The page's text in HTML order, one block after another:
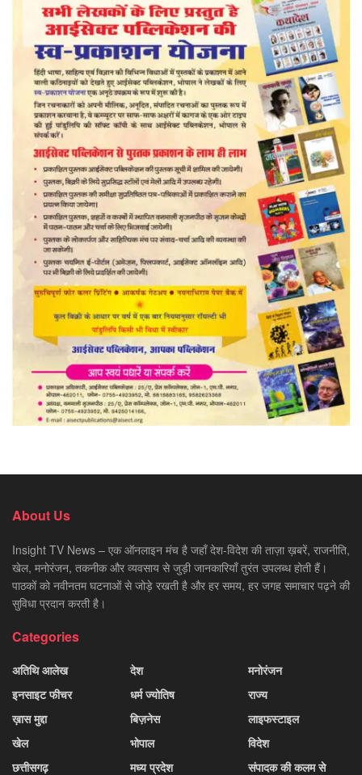
About Us
Insight TV News – एक ऑनलाइन मंच है जहाँ देश-विदेश की ताज़ा ख़बरें, राजनीति,
खेल, मनोरंजन, तकनीक और व्यवसाय से जुड़ी जानकारियाँ तुरंत उपलब्ध होती हैं।
पाठकों को नवीनतम घटनाओं से जोड़े रखती है और हर समय, हर जगह समाचार पढ़ने की
सुविधा प्रदान करती है।
Categories
अतिथि आलेख
इनसाइट फीचर
ख़ास मुद्दा
खेल
छत्तीसगढ़
देश
धर्म ज्योतिष
बिज़नेस
भोपाल
मध्य प्रदेश
मनोरंजन
राज्य
लाइफस्टाइल
विदेश
संपादक की कलम से